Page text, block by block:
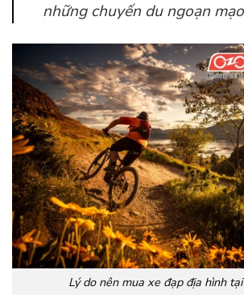
những chuyến du ngoạn
Lý do nên mua xe đạp địa hình